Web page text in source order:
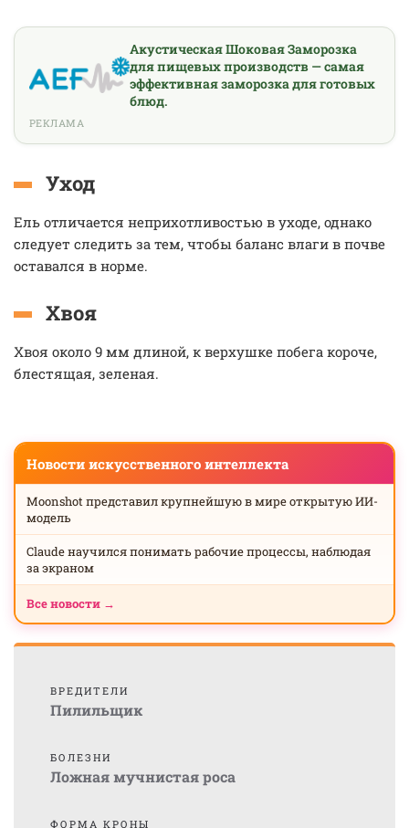
Акустическая Шоковая Заморозка
для пищевых производств — самая
эффективная заморозка для готовых
блюд.
РЕКЛАМА
Уход
Ель отличается неприхотливостью в уходе, однако
следует следить за тем, чтобы баланс влаги в почве
оставался в норме.
Хвоя
Хвоя около 9 мм длиной, к верхушке побега короче,
блестящая, зеленая.
Новости искусственного интеллекта
Moonshot представил крупнейшую в мире открытую ИИ-
модель
Claude научился понимать рабочие процессы, наблюдая
за экраном
Все новости →
ВРЕДИТЕЛИ
Пилильщик
БОЛЕЗНИ
Ложная мучнистая роса
ФОРМА КРОНЫ